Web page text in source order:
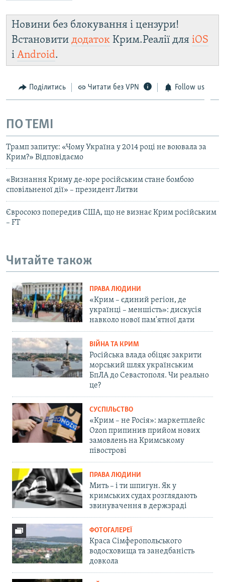
Новини без блокування і цензури!
Встановити додаток Крим.Реалії для iOS
і Android.
Поділитись Читати без VPN Follow us
ПО ТЕМІ
Трамп запитує: «Чому Україна у 2014 році не воювала за
Крим?» Відповідаємо
«Визнання Криму де-юре російським стане бомбою
сповільненої дії» – президент Литви
Євросоюз попередив США, що не визнає Крим російським
– FT
Читайте також
ПРАВА ЛЮДИНИ
«Крим – єдиний регіон, де
українці – меншість»: дискусія
навколо нової пам'ятної дати
ВІЙНА ТА КРИМ
Російська влада обіцяє закрити
морський шлях українським
БпЛА до Севастополя. Чи реально
це?
СУСПІЛЬСТВО
«Крим – не Росія»: маркетплейс
Ozon припинив прийом нових
замовлень на Кримському
півострові
ПРАВА ЛЮДИНИ
Мить – і ти шпигун. Як у
кримських судах розглядають
звинувачення в держзраді
ФОТОГАЛЕРЕЇ
Краса Сімферопольського
водосховища та занедбаність
довкола